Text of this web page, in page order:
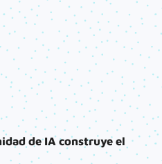
de IA construye el